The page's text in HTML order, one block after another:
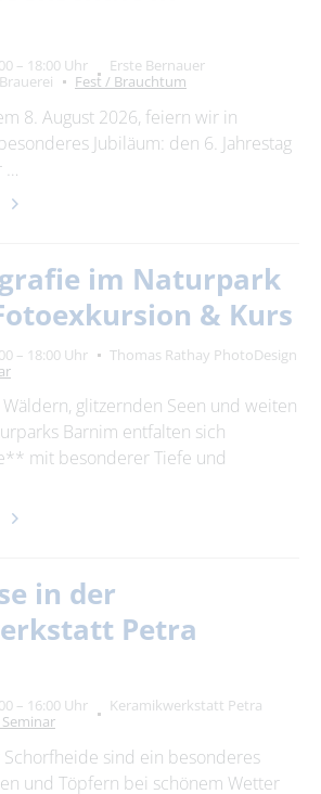
– 18:00 Uhr
Erste Bernauer
Fest / Brauchtum
8. August 2026, feiern wir in
Jubiläum: den 6. Jahrestag
…
im Naturpark
& Kurs
– 18:00 Uhr
Thomas Rathay PhotoDesign
glitzernden Seen und weiten
Barnim entfalten sich
mit besonderer Tiefe und
in der
Petra
– 16:00 Uhr
Keramikwerkstatt Petra
sind ein besonderes
und Töpfern bei schönem Wetter